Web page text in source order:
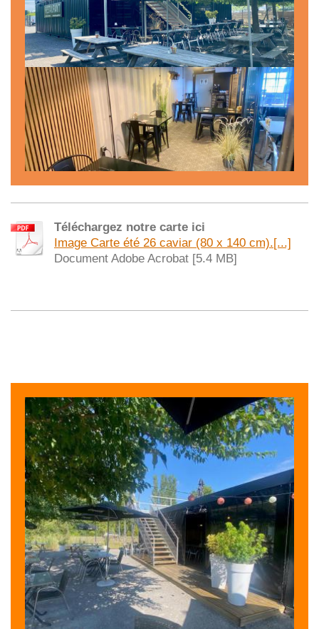
Téléchargez notre carte ici
Image Carte été 26 caviar (80 x 140 cm).[...]
Document Adobe Acrobat [5.4 MB]